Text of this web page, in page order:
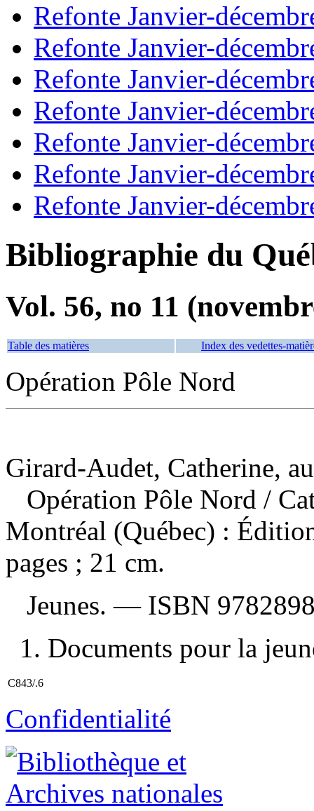
Refonte Janvier-
Refonte Janvier-
Refonte Janvier-
Refonte Janvier-
Refonte Janvier-
Refonte Janvier-
Refonte Janvier-
Bibliographie du
Vol. 56, no 11
Table des matières Index des vedettes-
Opération Pôle Nord
Girard-Audet, Catherine,
Opération Pôle Nord /
Montréal (Québec) :
pages ; 21 cm.
Jeunes. — ISBN
1. Documents pour la
C843/.6
Confidentialité